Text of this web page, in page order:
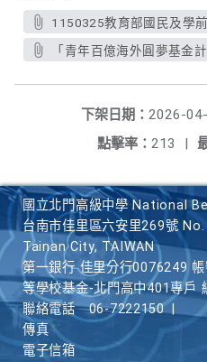
1150325教育部國民及學
「青年百億海外圓夢基金
下架日期： 2026-
點擊率： 213 |
國立北門高級中學 National
台南市佳里區六安里269號
Tainan City, TAIWAN
第一銀行 佳里分行0076249
等學校基金-北門高中401專戶
聯絡電話
06-7222150
傳真
電子信箱